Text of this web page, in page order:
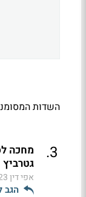
השדות
3
.
מחכה
גטרביץ
אפי דין
הגב